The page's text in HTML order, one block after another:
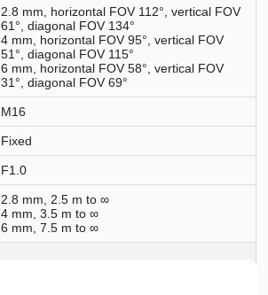
2.8 mm, horizontal FOV 112°, vertical FOV
61°, diagonal FOV 134°
4 mm, horizontal FOV 95°, vertical FOV
51°, diagonal FOV 115°
6 mm, horizontal FOV 58°, vertical FOV
31°, diagonal FOV 69°
M16
Fixed
F1.0
2.8 mm, 2.5 m to ∞
4 mm, 3.5 m to ∞
6 mm, 7.5 m to ∞